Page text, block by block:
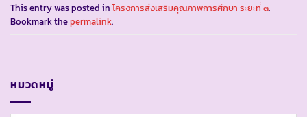
This entry was posted in โครงการส่งเสริมคุณภาพการศึกษา ระยะที่ ๓.
Bookmark thepermalink.
หมวดหมู่